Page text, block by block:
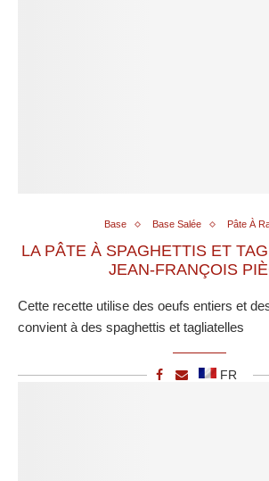
Base Base Salée Pâte À
LA PÂTE À SPAGHETTIS ET
JEAN-FRANÇOIS
Cette recette utilise des oeufs entiers et
convient à des spaghettis et tagliatelles
FR